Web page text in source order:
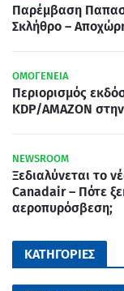
Παρέμβαση
Σκλήθρο –
ΟΜΟΓΕΝΕΙΑ
Περιορισμός
KDP/AMAZON
NEWSROOM
Ξεδιαλύνεται το
Canadair – Πότε
αεροπυρόσβεση;
ΚΑΤΗΓΟΡΙΕΣ